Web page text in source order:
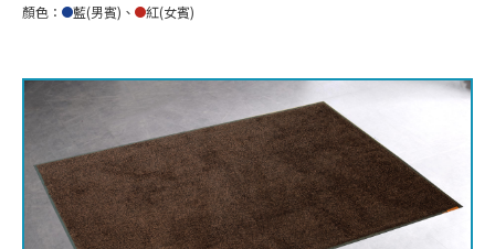
顏色：
藍(男賓) 、 紅(女賓)